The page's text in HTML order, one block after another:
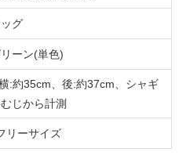
グ
ーン(単色)
:約35cm、後:約37cm、シャギ
じから計測
リーサイズ